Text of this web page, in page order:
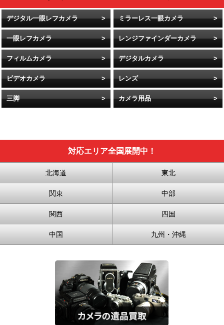
デジタル一眼レフカメラ ミラーレス一眼カメラ
一眼レフカメラ レンジファインダーカメラ
フィルムカメラ デジタルカメラ
ビデオカメラ レンズ
三脚 カメラ用品
対応エリア全国展開中！
北海道 東北
関東 中部
関西 四国
中国 九州・沖縄